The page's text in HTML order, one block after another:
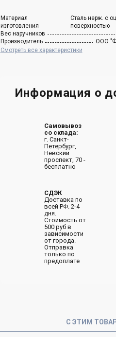
Материал
изготовления
Сталь нерж. с
поверхностью
Вес наручников
Производитель
ООО
Смотреть все характеристики
Информация о
Самовывоз
со склада:
г. Санкт-
Петербург,
Невский
проспект, 70 -
бесплатно
СДЭК
Доставка по
всей РФ. 2-4
дня.
Стоимость от
500 руб в
зависимости
от города.
Отправка
только по
предоплате
С ЭТИМ